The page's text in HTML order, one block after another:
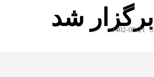
برگزار شد
1402-02-21